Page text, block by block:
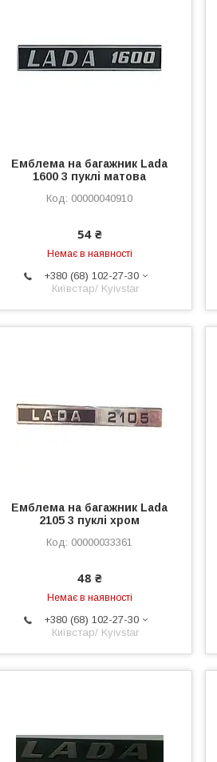
Емблема на багажник Lada
1600 3 пуклі матова
00000040910
54 ₴
Немає в наявності
+380 (68) 102-27-30
Київстар/ Kyivstar
Емблема на багажник Lada
2105 3 пуклі хром
00000033361
48 ₴
Немає в наявності
+380 (68) 102-27-30
Київстар/ Kyivstar